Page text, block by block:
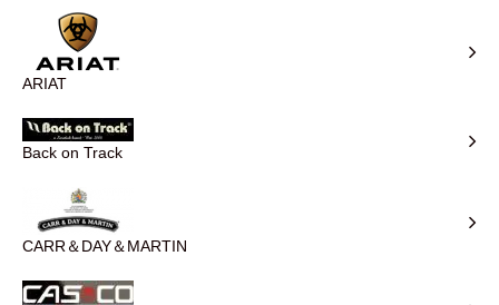
ARIAT
Back on Track
CARR＆DAY＆MARTIN